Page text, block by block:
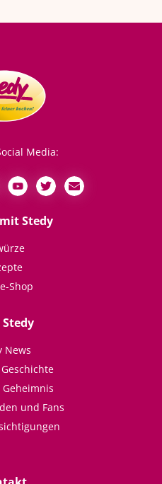
Media:
Stedy
Shop
Stedy
News
Geheimnis
und Fans